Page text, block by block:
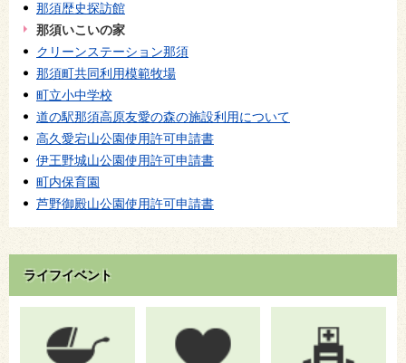
那須歴史探訪館
那須いこいの家
クリーンステーション那須
那須町共同利用模範牧場
町立小中学校
道の駅那須高原友愛の森の施設利用について
高久愛宕山公園使用許可申請書
伊王野城山公園使用許可申請書
町内保育園
芦野御殿山公園使用許可申請書
ライフイベント